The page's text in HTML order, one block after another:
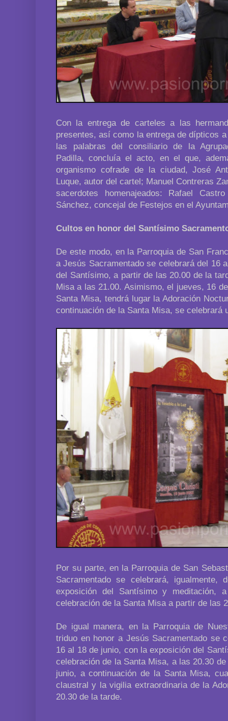
Con la entrega de carteles a las
presentes, así como la entrega de dípticos
las palabras del consiliario de la
Padilla, concluía el acto, en el que,
organismo cofrade de la ciudad, José
Luque, autor del cartel; Manuel Contreras
sacerdotes homenajeados: Rafael
Sánchez, concejal de Festejos en el
Cultos en honor del Santísimo
De este modo, en la Parroquia de San
a Jesús Sacramentado se celebrará del 16
del Santísimo, a partir de las 20.00 de la
Misa a las 21.00. Asimismo, el jueves, 16
Santa Misa, tendrá lugar la Adoración
continuación de la Santa Misa, se celebrará
Por su parte, en la Parroquia de San
Sacramentado se celebrará,
exposición del Santísimo y meditación,
celebración de la Santa Misa a partir de las
De igual manera, en la Parroquia de
triduo en honor a Jesús Sacramentado se
16 al 18 de junio, con la exposición del
celebración de la Santa Misa, a las 20.30
junio, a continuación de la Santa Misa,
claustral y la vigilia extraordinaria de la
20.30 de la tarde.